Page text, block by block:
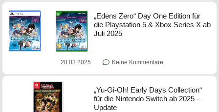
„Edens Zero“ Day One Edition für
die Playstation 5 & Xbox Series X ab
Juli 2025
28.03.2025 Keine Kommentare
„Yu-Gi-Oh! Early Days Collection“
für die Nintendo Switch ab 2025 –
Update